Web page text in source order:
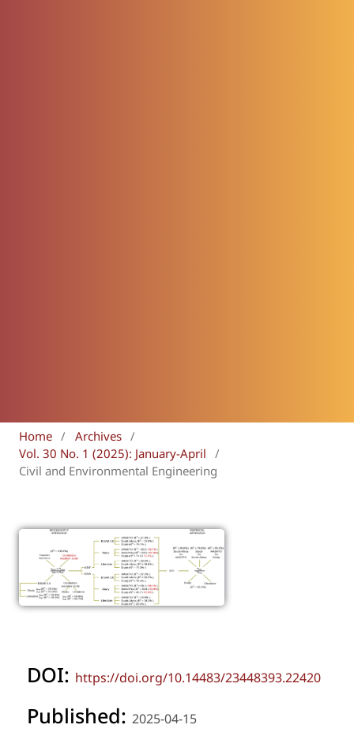
Home / Archives /
Vol. 30 No. 1 (2025): January-April
/
Civil and Environmental Engineering
DOI: https://doi.org/10.14483/23448393.22420
Published: 2025-04-15